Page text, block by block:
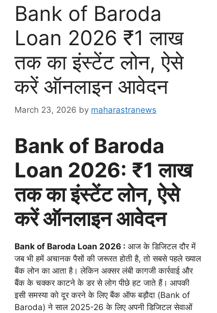
Bank of Baroda
Loan 2026 ₹1 लाख
तक का इंस्टेंट लोन, ऐसे
करें ऑनलाइन आवेदन
March 23, 2026 by maharastranews
Bank of Baroda
Loan 2026: ₹1 लाख
तक का इंस्टेंट लोन, ऐसे
करें ऑनलाइन आवेदन
Bank of Baroda Loan 2026 : आज के डिजिटल दौर में
जब भी हमें अचानक पैसों की जरूरत होती है, तो सबसे पहले ख्याल
बैंक लोन का आता है। लेकिन अक्सर लंबी कागजी कार्रवाई और
बैंक के चक्कर काटने के डर से लोग पीछे हट जाते हैं। आपकी
इसी समस्या को दूर करने के लिए बैंक ऑफ बड़ौदा (Bank of
Baroda) ने साल 2025-26 के लिए अपनी डिजिटल सेवाओं